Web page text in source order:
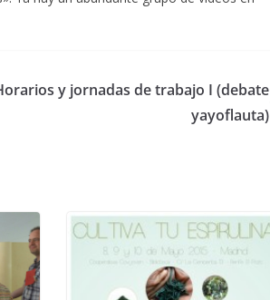
y jornadas de trabajo I (debate
yayoflauta)